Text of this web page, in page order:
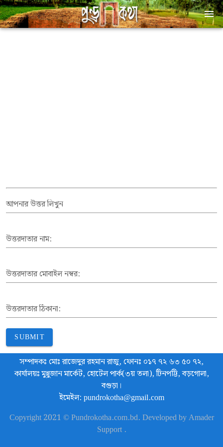
আপনার উত্তর লিখুন
উত্তরদাতার নাম:
উত্তরদাতার মোবাইল নম্বর:
উত্তরদাতার ঠিকানা:
SUBMIT
সম্পাদকঃ মোঃ রাজেদুর রহমান রাজু, ফোনঃ ০১৭ ৭২ ৬৩ ৫০ ৭২,
কার্যালয়ঃ মুন্নুজান মার্কেট, হোটেল পার্ক(৩য় তলা), টিনপট্টি, বড়গোলা,
বগুড়া।
ইমেইল: pundrokotha@gmail.com
Copyright 2021 © Pundrokotha.com.bd. Developed by Amader
Support .